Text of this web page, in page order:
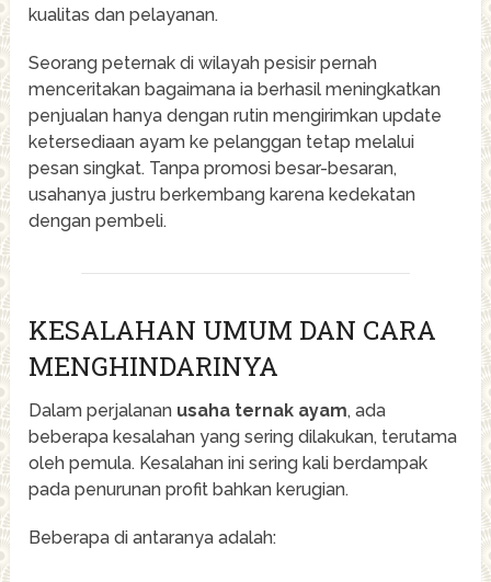
kualitas dan pelayanan.
Seorang peternak di wilayah pesisir pernah
menceritakan bagaimana ia berhasil meningkatkan
penjualan hanya dengan rutin mengirimkan update
ketersediaan ayam ke pelanggan tetap melalui
pesan singkat. Tanpa promosi besar-besaran,
usahanya justru berkembang karena kedekatan
dengan pembeli.
KESALAHAN UMUM DAN CARA
MENGHINDARINYA
Dalam perjalanan usaha ternak ayam, ada
beberapa kesalahan yang sering dilakukan, terutama
oleh pemula. Kesalahan ini sering kali berdampak
pada penurunan profit bahkan kerugian.
Beberapa di antaranya adalah: